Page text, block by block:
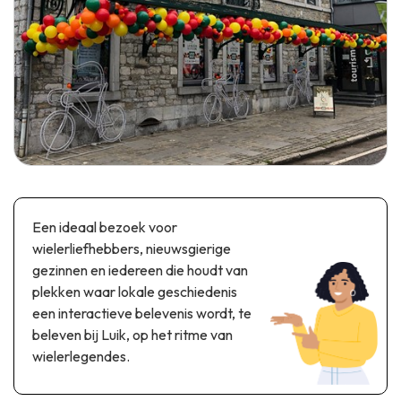
Kunst
Ambachten & knowhow
Kastelen, citadellen & belforten
Folklore & lokale geschiedenis
Geschiedenis
Auto- & spoorerfgoed
Industrieel erfgoed & architecturale kunstwerken
Streekproducten
Tuinen, parken & natuursites
Aquariums, dierenparken & -tuinen
Toeristische boten & cruises
Railbikes & toeristische treinen
Kajaks
Avonturenparken
Recreatie- & waterpretparken
EVENEMENTEN
DE LEUKSTE ACTIVITEITEN VOOR
DEZE ZOMER
DOWNLOAD DE GIDS
Een ideaal bezoek voor
wielerliefhebbers, nieuwsgierige
gezinnen en iedereen die houdt van
plekken waar lokale geschiedenis
een interactieve belevenis wordt, te
beleven bij Luik, op het ritme van
wielerlegendes.